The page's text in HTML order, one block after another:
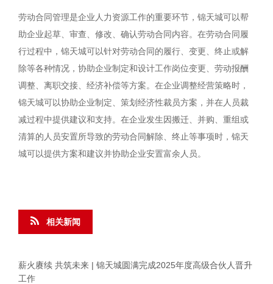
劳动合同管理是企业人力资源工作的重要环节，锦天城可以帮
助企业起草、审查、修改、确认劳动合同内容。在劳动合同履
行过程中，锦天城可以针对劳动合同的履行、变更、终止或解
除等各种情况，协助企业制定和设计工作岗位变更、劳动报酬
调整、离职交接、经济补偿等方案。在企业调整经营策略时，
锦天城可以协助企业制定、策划经济性裁员方案，并在人员裁
减过程中提供建议和支持。在企业发生因搬迁、并购、重组或
清算的人员安置所导致的劳动合同解除、终止等事项时，锦天
城可以提供方案和建议并协助企业安置富余人员。
相关新闻
薪火赓续 共筑未来 | 锦天城圆满完成2025年度高级合伙人晋升
工作